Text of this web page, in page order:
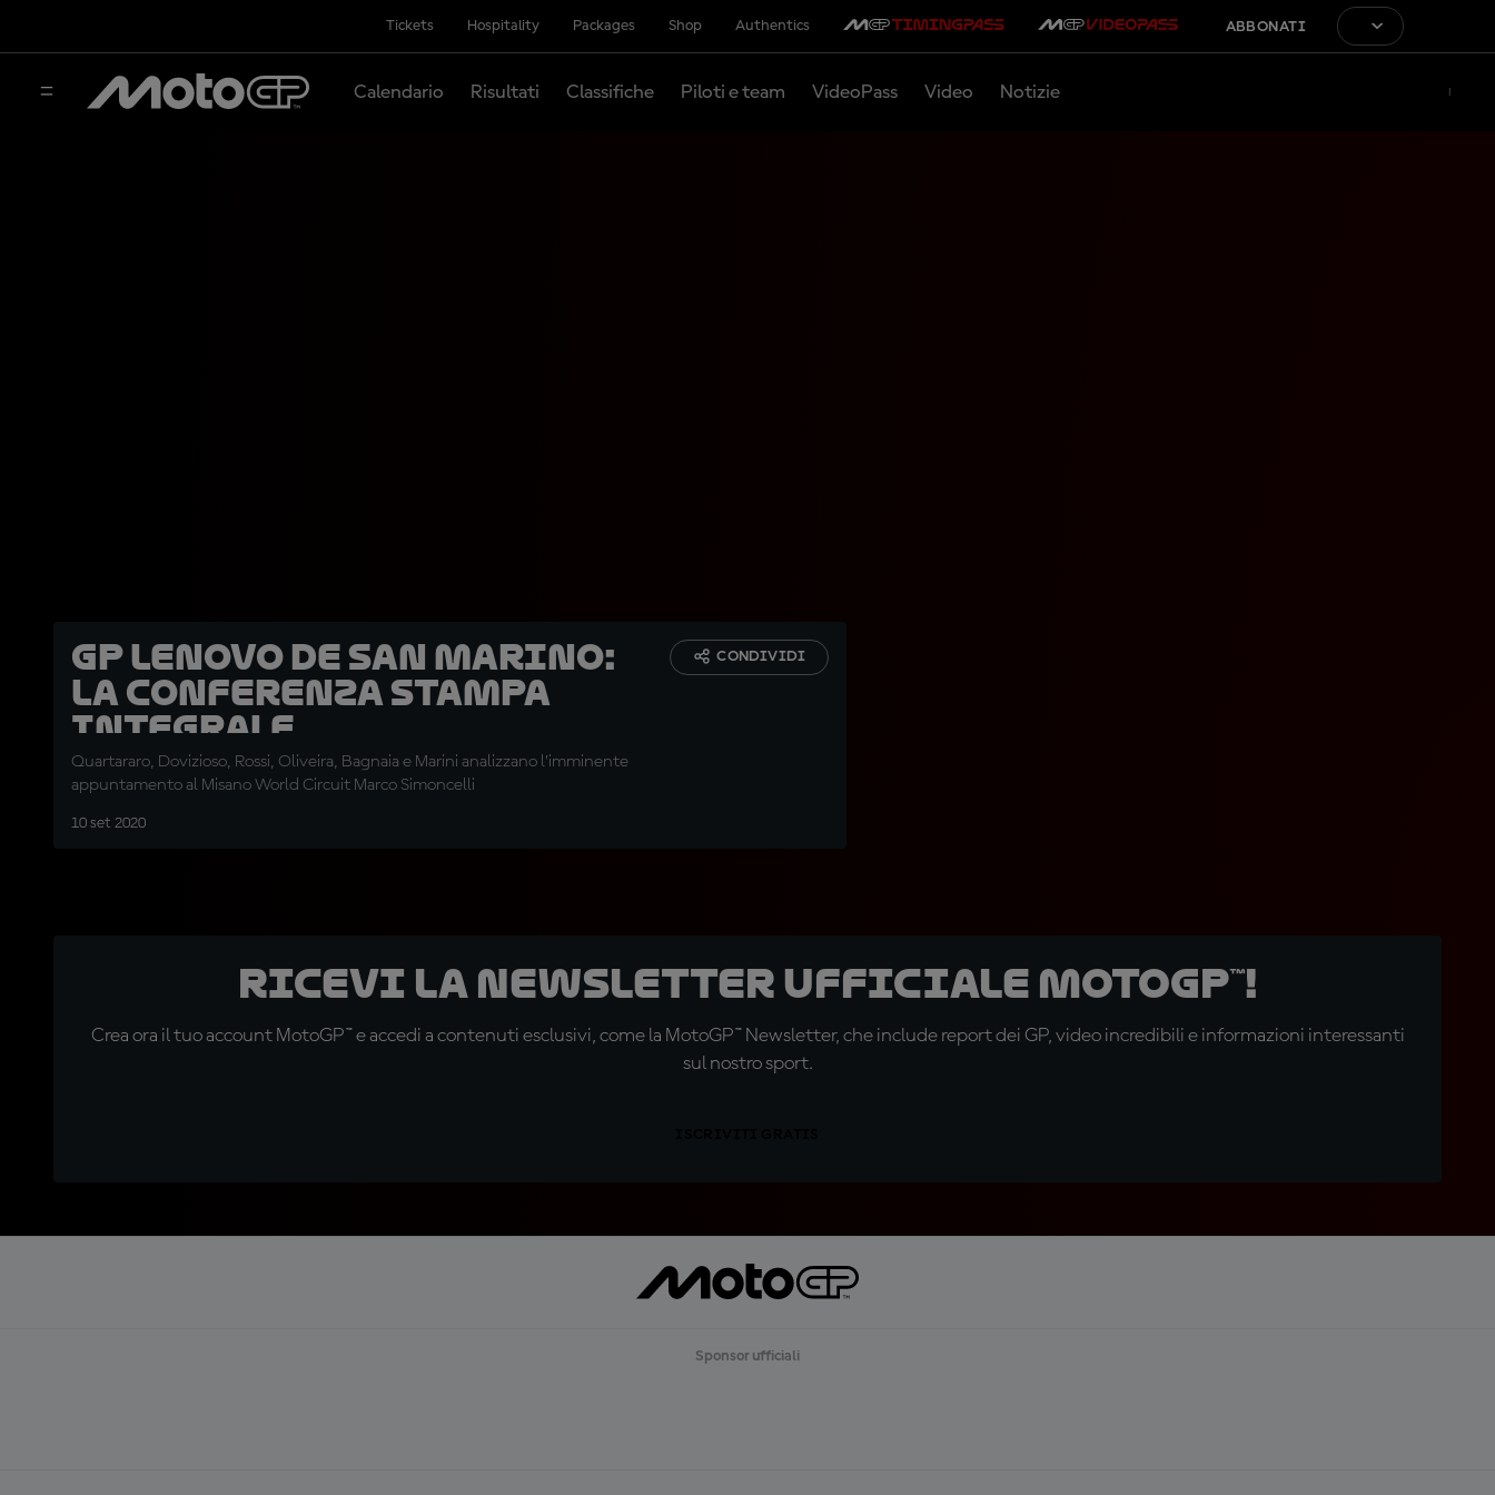
Tickets Hospitality Packages Shop Authentics ABBONATI
Calendario Risultati Classifiche Piloti e team VideoPass Video Notizie
GP Lenovo de San Marino:
La conferenza stampa
integrale
Quartararo, Dovizioso, Rossi, Oliveira, Bagnaia e Marini analizzano l’imminente
appuntamento al Misano World Circuit Marco Simoncelli
10 set 2020
CONDIVIDI
Ricevi la newsletter ufficiale MotoGP™!
Crea ora il tuo account MotoGP™ e accedi a contenuti esclusivi, come la MotoGP™ Newsletter, che include report dei GP, video incredibili e informazioni interessanti
sul nostro sport.
Sponsor ufficiali